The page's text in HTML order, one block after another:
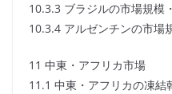
10.3.3 ブラジルの市場規模
10.3.4 アルゼンチンの市場
11 中東・アフリカ市場
11.1 中東・アフリカの凍結